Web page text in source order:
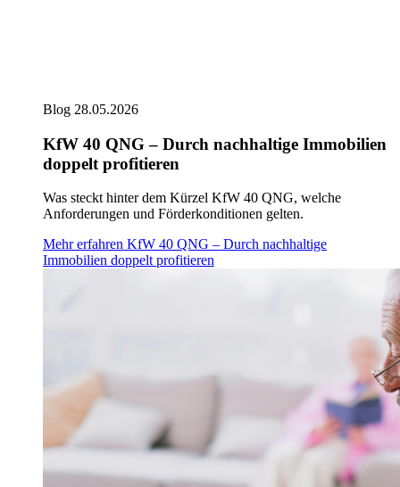
Blog 28.05.2026
KfW 40 QNG – Durch nachhaltige Immobilien
doppelt profitieren
Was steckt hinter dem Kürzel KfW 40 QNG, welche
Anforderungen und Förderkonditionen gelten.
Mehr erfahren KfW 40 QNG – Durch nachhaltige
Immobilien doppelt profitieren